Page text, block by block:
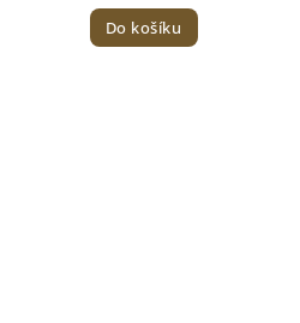
Do košíku